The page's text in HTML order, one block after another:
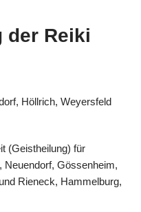
der Reiki
Höllrich, Weyersfeld
(Geistheilung) für
Neuendorf, Gössenheim,
Rieneck, Hammelburg,